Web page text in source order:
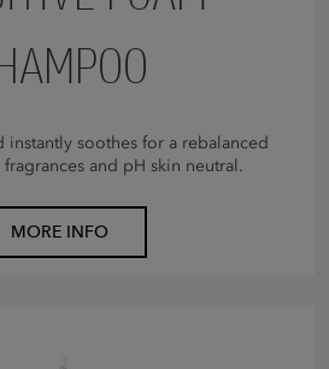
instantly soothes for a rebalanced
and pH skin neutral.
MORE INFO